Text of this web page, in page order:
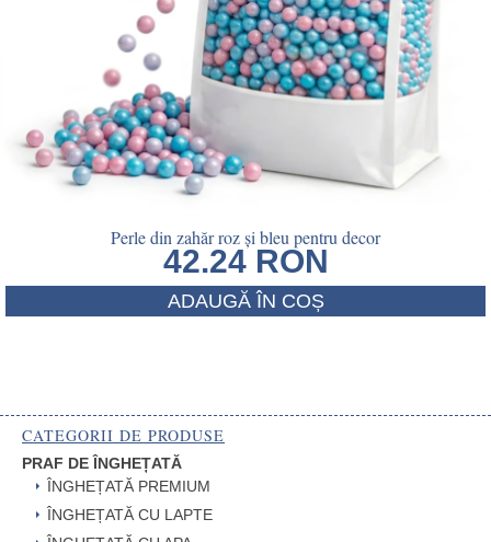
Perle din zahăr roz și bleu pentru decor
42.24 RON
ADAUGĂ ÎN COȘ
CATEGORII DE PRODUSE
PRAF DE ÎNGHEȚATĂ
ÎNGHEȚATĂ PREMIUM
ÎNGHEȚATĂ CU LAPTE